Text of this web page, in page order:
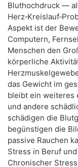
Bluthochdruck —
Aspekt ist der
Computern,
Menschen den
körperliche
das Gewicht im
bleibt ein weiteres
und andere
schädigen die
begünstigen die
passive Rauchen
Stress in Beruf
Chronischer